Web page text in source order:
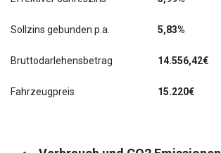
8" Multifunktionsdisplay
Sollzins gebunden p.a. 5,83%
Bruttodarlehensbetrag 14.556,42€
Fahrzeugpreis 15.220€